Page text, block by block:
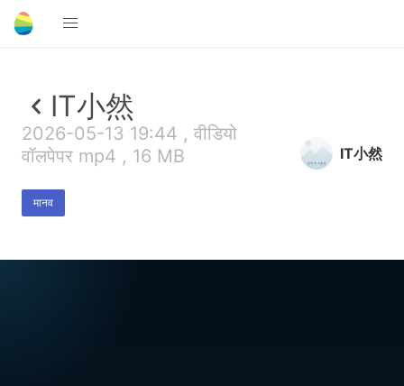
IT小然
2026-05-13 19:44 , वीडियो
वॉलपेपर mp4 , 16 MB
मानव
IT小然